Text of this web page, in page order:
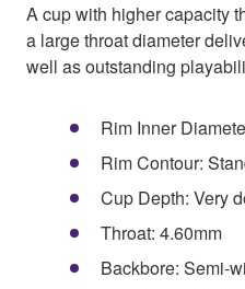
A cup with higher capacity
a large throat diameter
well as outstanding
Rim Inner
Rim Contour:
Cup Depth: Very
Throat: 4.60mm
Backbore: Semi-